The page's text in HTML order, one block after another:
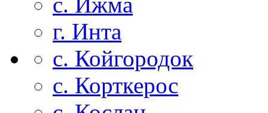
г. Инта
с. Койгородок
с. Корткерос